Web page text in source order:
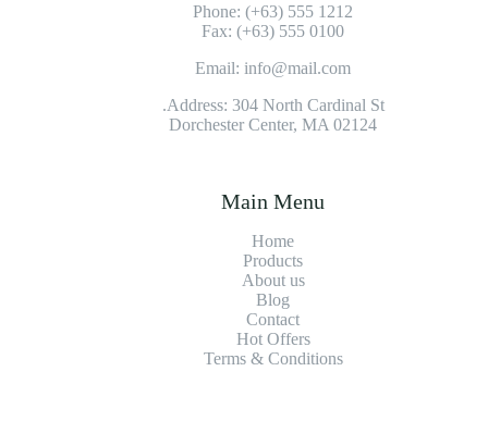
Phone: (+63) 555 1212
Fax: (+63) 555 0100
Email: info@mail.com
Address: 304 North Cardinal St.
Dorchester Center, MA 02124
Main Menu
Home
Products
About us
Blog
Contact
Hot Offers
Terms & Conditions